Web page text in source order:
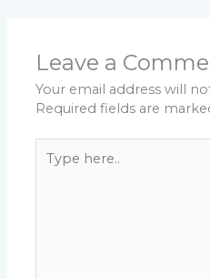
Leave a
Your email address will
Required fields are
here..